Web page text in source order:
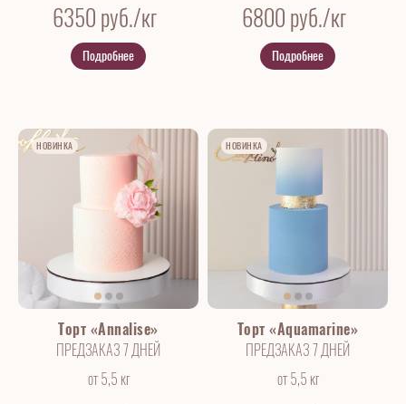
6350 руб./кг
Подробнее
6800 руб./кг
Подробнее
НОВИНКА
Торт «Annalise»
ПРЕДЗАКАЗ 7 ДНЕЙ
от 5,5 кг
НОВИНКА
Торт «Aquamarine»
ПРЕДЗАКАЗ 7 ДНЕЙ
от 5,5 кг